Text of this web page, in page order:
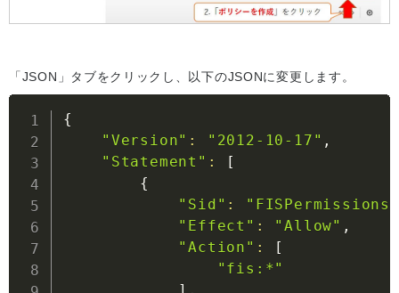
「JSON」タブをクリックし、以下のJSONに変更します。
{
"Version" : "2012-10-17" ,
"Statement" :
[
{
"Sid" :
"FISPermissions"
"Effect" : "Allow" ,
"Action" :
[
"fis:*"